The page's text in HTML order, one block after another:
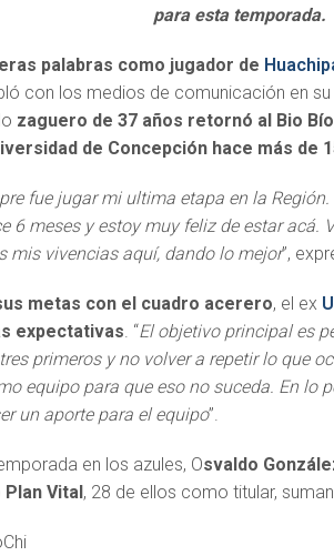
para esta temporada.
palabras como jugador de
con los medios de comunicación en su
zaguero de 37 años retornó al Bio Bío
de Concepción hace más de
fue jugar mi ultima etapa en la Región.
6 meses y estoy muy feliz de estar acá.
mis vivencias aquí, dando lo mejor”,
metas con el cuadro acerero, el ex
expectativas . “El objetivo principal es
primeros y no volver a repetir lo que
equipo para que eso no suceda. En lo
un aporte para el equipo”.
en los azules, Osvaldo
Plan Vital, 28 de ellos como titular,